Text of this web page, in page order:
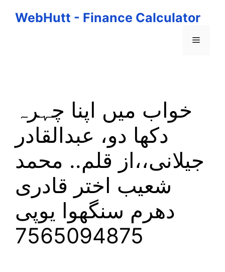
WebHutt - Finance Calculator
Menu
خواب میں اپنا چہرہ
دکھا دو، عبدالقادر
جیلانی،،از قلم.. محمد
شعیب اختر قادری
دھرم سنگھوا یوپی
7565094875